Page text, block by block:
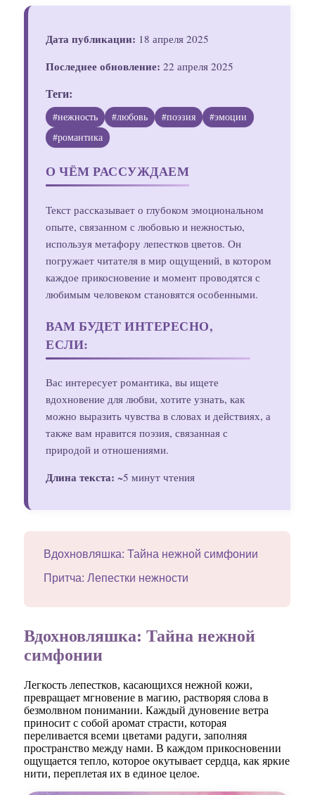
Дата публикации: 18 апреля 2025
Последнее обновление: 22 апреля 2025
Теги:
#нежность #любовь #поэзия
#эмоции
#романтика
О ЧЁМ РАССУЖДАЕМ
Текст рассказывает о глубоком эмоциональном
опыте, связанном с любовью и нежностью,
используя метафору лепестков цветов. Он
погружает читателя в мир ощущений, в котором
каждое прикосновение и момент проводятся с
любимым человеком становятся особенными.
ВАМ БУДЕТ ИНТЕРЕСНО,
ЕСЛИ:
Вас интересует романтика, вы ищете
вдохновение для любви, хотите узнать, как
можно выразить чувства в словах и действиях, а
также вам нравится поэзия, связанная с
природой и отношениями.
Длина текста: ~5 минут чтения
Вдохновляшка: Тайна нежной симфонии
Притча: Лепестки нежности
Вдохновляшка: Тайна нежной
симфонии
Легкость лепестков, касающихся нежной кожи,
превращает мгновение в магию, растворяя слова в
безмолвном понимании. Каждый дуновение ветра
приносит с собой аромат страсти, которая
переливается всеми цветами радуги, заполняя
пространство между нами. В каждом прикосновении
ощущается тепло, которое окутывает сердца, как яркие
нити, переплетая их в единое целое.